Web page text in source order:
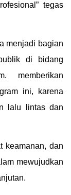
tegas
menjadi bagian
di bidang
memberikan
ini, karena
lalu lintas dan
keamanan, dan
mewujudkan